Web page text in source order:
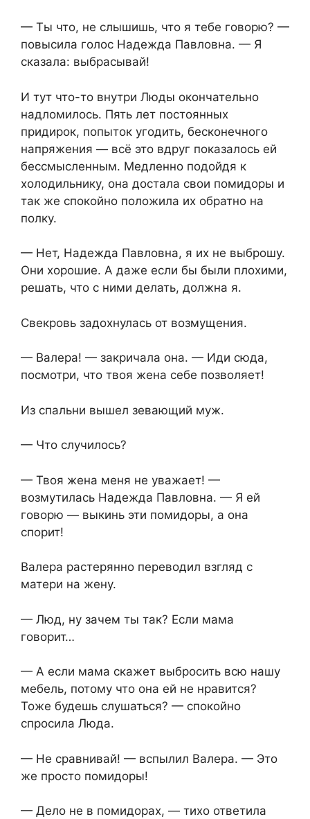
— Ты что, не слышишь, что я тебе говорю? —
повысила голос Надежда Павловна. — Я
сказала: выбрасывай!
И тут что-то внутри Люды окончательно
надломилось. Пять лет постоянных
придирок, попыток угодить, бесконечного
напряжения — всё это вдруг показалось ей
бессмысленным. Медленно подойдя к
холодильнику, она достала свои помидоры и
так же спокойно положила их обратно на
полку.
— Нет, Надежда Павловна, я их не выброшу.
Они хорошие. А даже если бы были плохими,
решать, что с ними делать, должна я.
Свекровь задохнулась от возмущения.
— Валера! — закричала она. — Иди сюда,
посмотри, что твоя жена себе позволяет!
Из спальни вышел зевающий муж.
— Что случилось?
— Твоя жена меня не уважает! —
возмутилась Надежда Павловна. — Я ей
говорю — выкинь эти помидоры, а она
спорит!
Валера растерянно переводил взгляд с
матери на жену.
— Люд, ну зачем ты так? Если мама
говорит…
— А если мама скажет выбросить всю нашу
мебель, потому что она ей не нравится?
Тоже будешь слушаться? — спокойно
спросила Люда.
— Не сравнивай! — вспылил Валера. — Это
же просто помидоры!
— Дело не в помидорах, — тихо ответила